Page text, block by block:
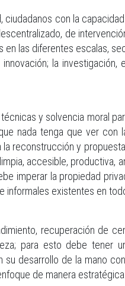
con la
de
las diferentes escalas,
la
y solvencia moral
nada tenga que ver con
reconstrucción y
accesible, productiva,
imperar la propiedad
existentes en
recuperación de
para esto debe tener
desarrollo de la mano
de manera